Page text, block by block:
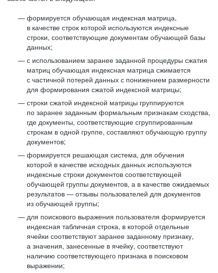
формируется обучающая индексная матрица,
в качестве строк которой используются индексные
строки, соответствующие документам обучающей базы
данных;
с использованием заранее заданной процедуры сжатия
матриц обучающая индексная матрица сжимается
с частичной потерей данных с понижением размерности
для формирования сжатой индексной матрицы;
строки сжатой индексной матрицы группируются
по заранее заданным формальным признакам сходства,
где документы, соответствующие сгруппированным
строкам в одной группе, составляют обучающую группу
документов;
формируется решающая система, для обучения
которой в качестве исходных данных используются
индексные строки документов соответствующей
обучающей группы документов, а в качестве ожидаемых
результатов — отзывы пользователей для документов
из обучающей группы;
для поискового выражения пользователя формируется
индексная табличная строка, в которой отдельные
ячейки соответствуют заранее заданному признаку,
а значения, занесенные в ячейку, соответствуют
наличию соответствующего признака в поисковом
выражении;